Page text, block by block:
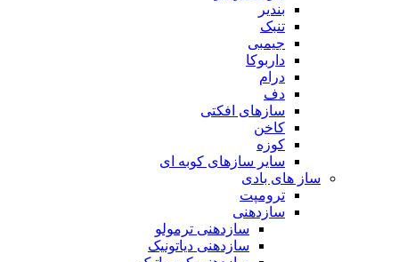
بندیر
تنبک
جیمبی
داربوکا
درام
دف
سازهای افکتی
کاخن
کوزه
سایر سازهای کوبه ای
ساز های بادی
ترومپت
سازدهنی
سازدهنی ترمولو
سازدهنی دیاتونیک